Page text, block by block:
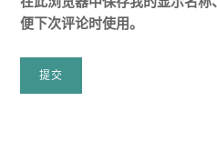
便下次评论时使用。